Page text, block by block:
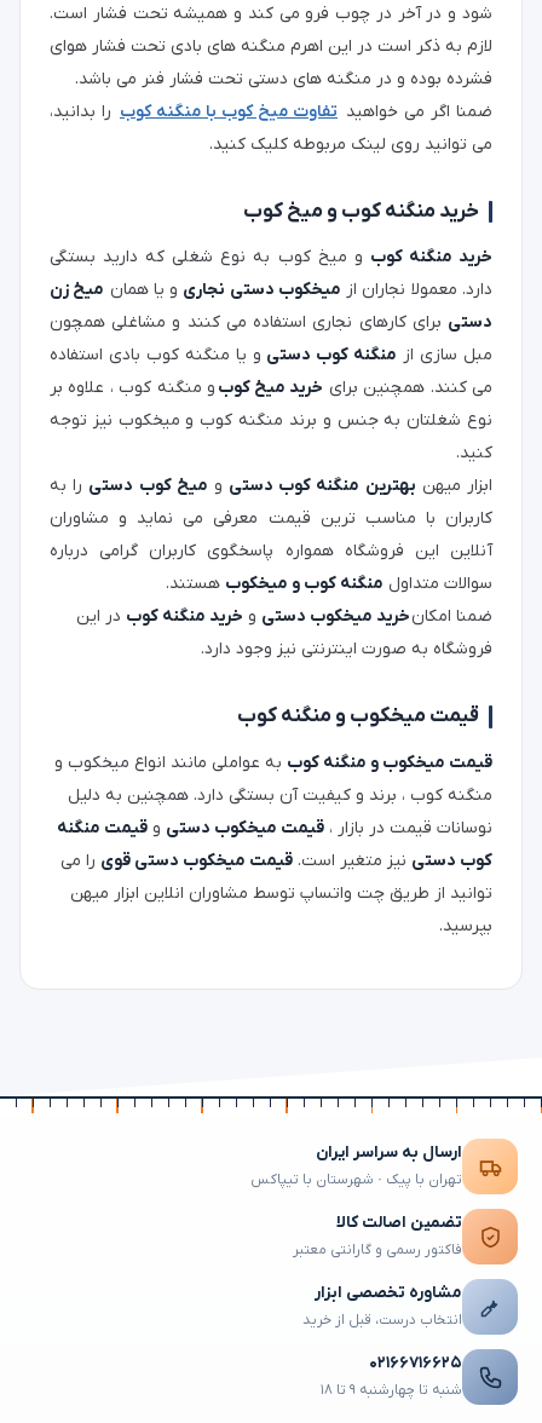
شود و در آخر در چوب فرو می کند و همیشه تحت فشار است.
لازم به ذکر است در این اهرم منگنه های بادی تحت فشار هوای
فشرده بوده و در منگنه های دستی تحت فشار فنر می باشد.
ضمنا اگر می خواهید تفاوت میخ کوب با منگنه کوب را بدانید،
می توانید روی لینک مربوطه کلیک کنید.
خرید منگنه کوب و میخ کوب
خرید منگنه کوب و میخ کوب به نوع شغلی که دارید بستگی
دارد. معمولا نجاران از میخکوب دستی نجاری و یا همان میخ زن
دستی برای کارهای نجاری استفاده می کنند و مشاغلی همچون
مبل سازی از منگنه کوب دستی و یا منگنه کوب بادی استفاده
می کنند. همچنین برای خرید میخ کوب و منگنه کوب ، علاوه بر
نوع شغلتان به جنس و برند منگنه کوب و میخکوب نیز توجه
کنید.
ابزار میهن بهترین منگنه کوب دستی و میخ کوب دستی را به
کاربران با مناسب ترین قیمت معرفی می نماید و مشاوران
آنلاین این فروشگاه همواره پاسخگوی کاربران گرامی درباره
سوالات متداول منگنه کوب و میخکوب هستند.
ضمنا امکانخرید میخکوب دستی و خرید منگنه کوب در این
فروشگاه به صورت اینترنتی نیز وجود دارد.
قیمت میخکوب و منگنه کوب
قیمت میخکوب و منگنه کوب به عواملی مانند انواع میخکوب و
منگنه کوب ، برند و کیفیت آن بستگی دارد. همچنین به دلیل
نوسانات قیمت در بازار ، قیمت میخکوب دستی و قیمت منگنه
کوب دستی نیز متغیر است. قیمت میخکوب دستی قوی را می
توانید از طریق چت واتساپ توسط مشاوران انلاین ابزار میهن
بپرسید.
ارسال به سراسر ایران
تهران با پیک · شهرستان با تیپاکس
تضمین اصالت کالا
فاکتور رسمی و گارانتی معتبر
مشاوره تخصصی ابزار
انتخاب درست، قبل از خرید
۰۲۱۶۶۷۱۶۶۲۵
شنبه تا چهارشنبه ۹ تا ۱۸